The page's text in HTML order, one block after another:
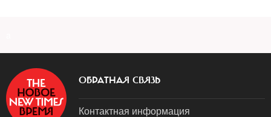
ОБРАТНАЯ СВЯЗЬ
Контактная информация